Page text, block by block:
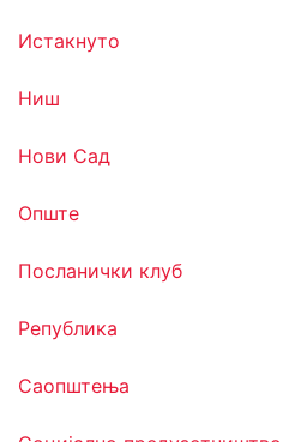
Истакнуто
Ниш
Нови Сад
Опште
Посланички клуб
Република
Саопштења